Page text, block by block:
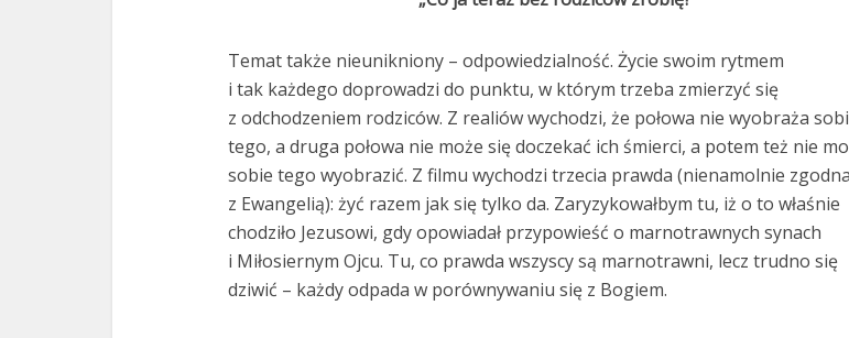
Temat także nieunikniony – odpowiedzialność. Życie swoim rytmem
i tak każdego doprowadzi do punktu, w którym trzeba zmierzyć się
z odchodzeniem rodziców. Z realiów wychodzi, że połowa nie wyobraża
tego, a druga połowa nie może się doczekać ich śmierci, a potem też nie
sobie tego wyobrazić. Z filmu wychodzi trzecia prawda (nienamolnie zgodna
z Ewangelią): żyć razem jak się tylko da. Zaryzykowałbym tu, iż o to właśnie
chodziło Jezusowi, gdy opowiadał przypowieść o marnotrawnych synach
i Miłosiernym Ojcu. Tu, co prawda wszyscy są marnotrawni, lecz trudno się
dziwić – każdy odpada w porównywaniu się z Bogiem.